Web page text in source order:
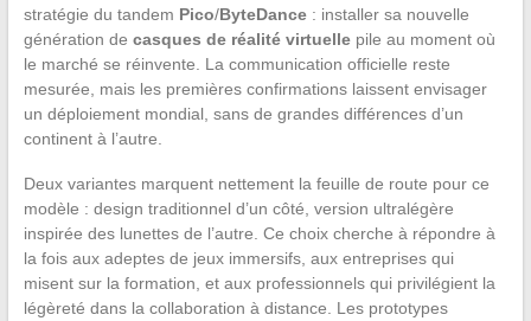
stratégie du tandem Pico/ByteDance: installer sa nouvelle
génération de casques de réalité virtuellepile au moment où
le marché se réinvente. La communication officielle reste
mesurée, mais les premières confirmations laissent envisager
un déploiement mondial, sans de grandes différences d’un
continent à l’autre.
Deux variantes marquent nettement la feuille de route pour ce
modèle : design traditionnel d’un côté, version ultralégère
inspirée des lunettes de l’autre. Ce choix cherche à répondre à
la fois aux adeptes de jeux immersifs, aux entreprises qui
misent sur la formation, et aux professionnels qui privilégient la
légèreté dans la collaboration à distance. Les prototypes